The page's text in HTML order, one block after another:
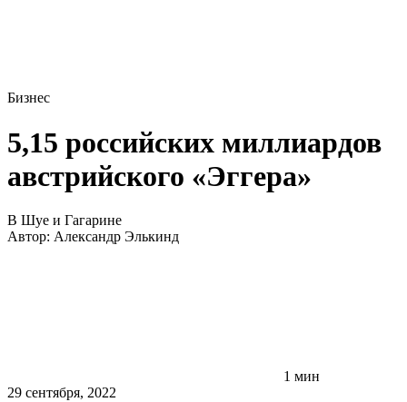
Бизнес
5,15 российских миллиардов
австрийского «Эггера»
В Шуе и Гагарине
Автор: Александр Элькинд
1 мин
29 сентября, 2022